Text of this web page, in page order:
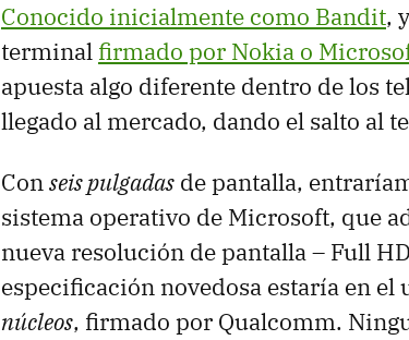
Conocido inicialmente como Bandit,
terminal firmado por Nokia o
apuesta algo diferente dentro de los
llegado al mercado, dando el salto al
Conseis pulgadas de pantalla,
sistema operativo de Microsoft, que
nueva resolución de pantalla – Full
especificación novedosa estaría en el
núcleos, firmado por Qualcomm.